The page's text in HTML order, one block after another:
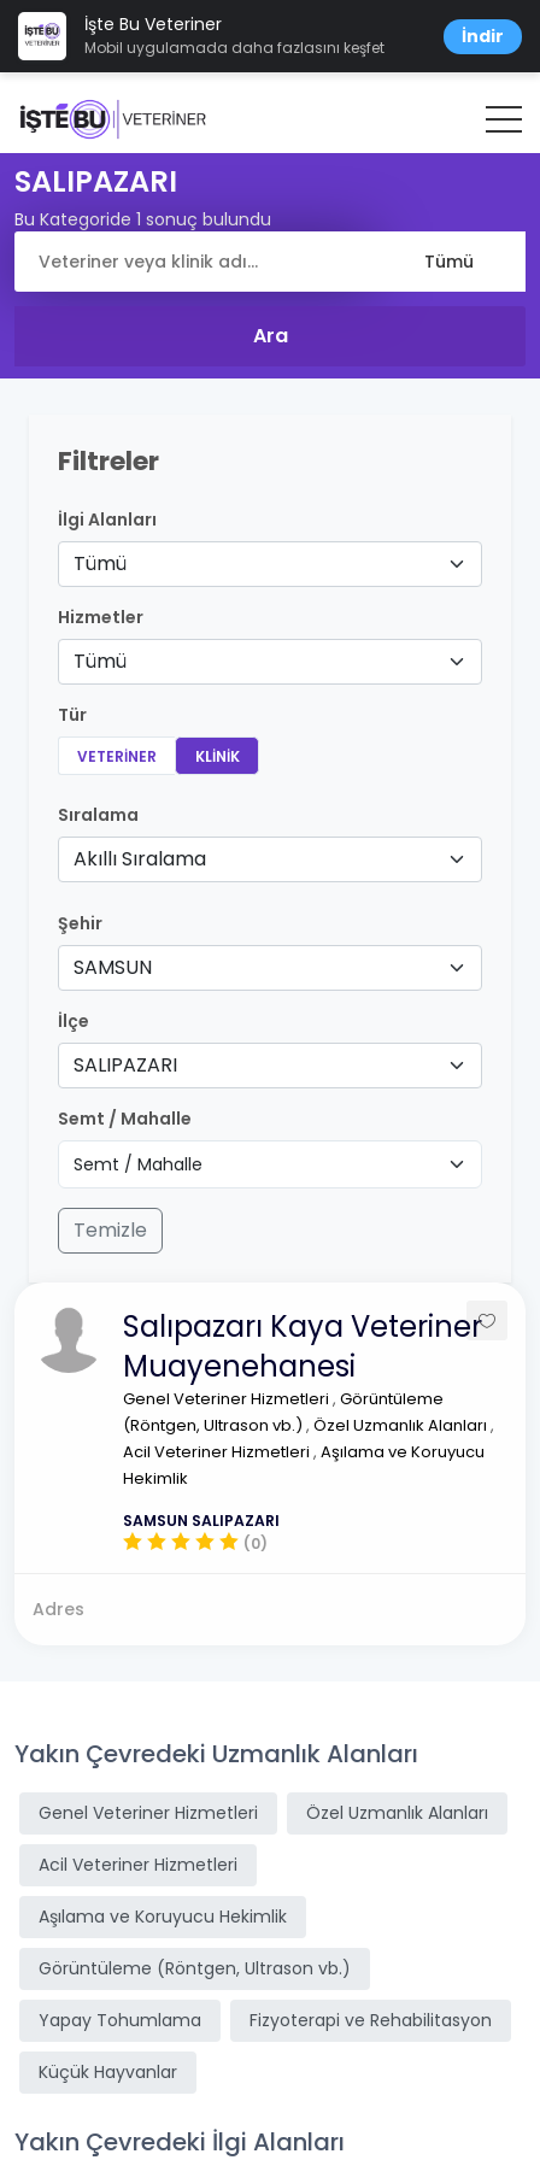
İşte Bu Veteriner
Mobil uygulamada daha fazlasını keşfet İndir
SALIPAZARI
Bu Kategoride 1 sonuç bulundu
Filtreler
İlgi Alanları
Tümü
Hizmetler
Tümü
Tür
VETERINER KLINIK
Sıralama
Akıllı Sıralama
Şehir
SAMSUN
İlçe
SALIPAZARI
Semt / Mahalle
Temizle
Salıpazarı Kaya Veteriner
Muayenehanesi
Genel Veteriner Hizmetleri , Görüntüleme
(Röntgen, Ultrason vb.) , Özel Uzmanlık Alanları ,
Acil Veteriner Hizmetleri , Aşılama ve Koruyucu
Hekimlik
SAMSUN SALIPAZARI
(0)
Adres
Yakın Çevredeki Uzmanlık Alanları
Genel Veteriner Hizmetleri Özel Uzmanlık Alanları
Acil Veteriner Hizmetleri
Aşılama ve Koruyucu Hekimlik
Görüntüleme (Röntgen, Ultrason vb.)
Yapay Tohumlama Fizyoterapi ve Rehabilitasyon
Küçük Hayvanlar
Yakın Çevredeki İlgi Alanları